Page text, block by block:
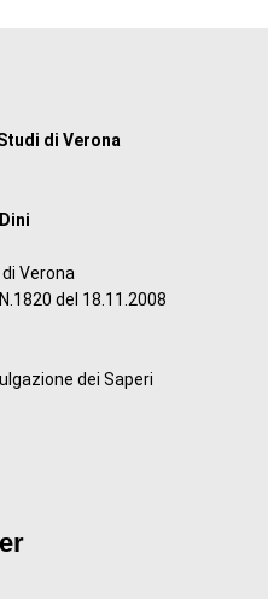
di Verona
Verona
del 18.11.2008
dei Saperi